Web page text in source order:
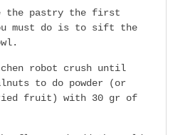
the pastry the first
must do is to sift the
robot crush until
to do powder (or
fruit) with 30 gr of